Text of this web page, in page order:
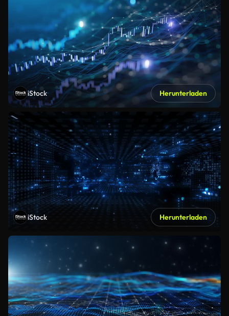
iStock Herunterladen
iStock Herunterladen